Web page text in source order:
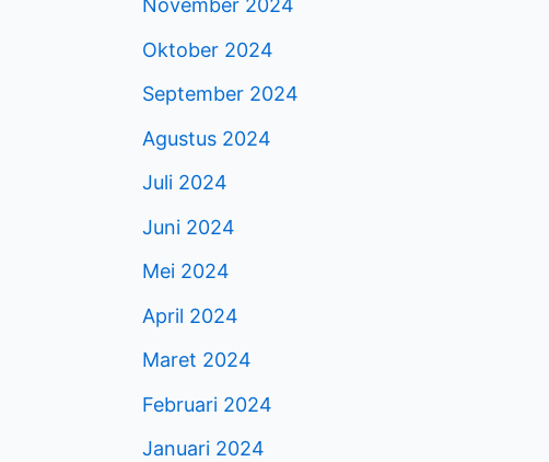
November 2024
Oktober 2024
September 2024
Agustus 2024
Juli 2024
Juni 2024
Mei 2024
April 2024
Maret 2024
Februari 2024
Januari 2024